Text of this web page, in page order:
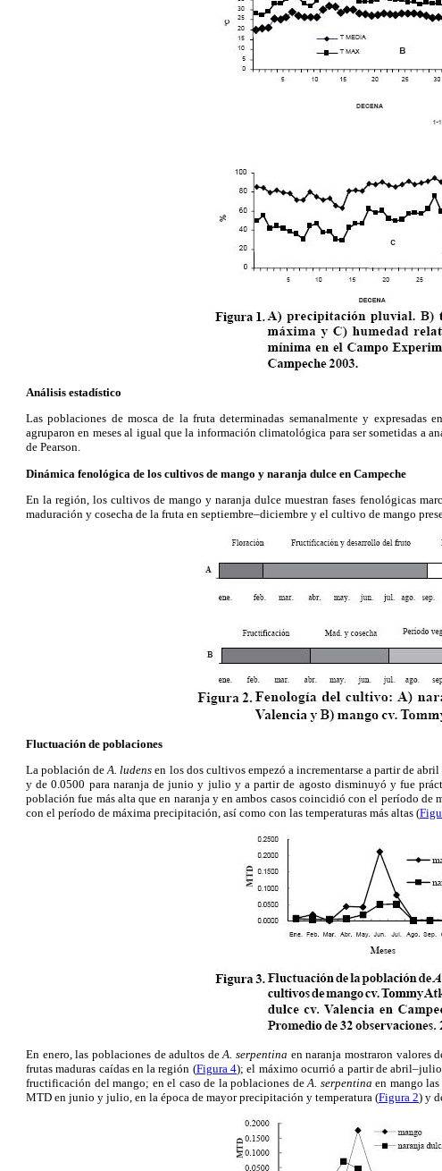
Análisis estadístico
Las poblaciones de mosca de la fruta determinadas semanalmente y expresadas
agruparon en meses al igual que la información climatológica para ser sometidas a
de Pearson.
Dinámica fenológica de los cultivos de mango y naranja dulce en Campeche
En la región, los cultivos de mango y naranja dulce muestran fases fenológicas
maduración y cosecha de la fruta en septiembre–diciembre y el cultivo de mango
Fluctuación de poblaciones
La población deA. ludensen los dos cultivos empezó a incrementarse a partir de
y de 0.0500 para naranja de junio y julio y a partir de agosto disminuyó y fue
población fue más alta que en naranja y en ambos casos coincidió con el período de
con el período de máxima precipitación, así como con las temperaturas más altas (
En enero, las poblaciones de adultos deA. serpentina en naranja mostraron valores
frutas maduras caídas en la región (Figura 4); el máximo ocurrió a partir de
fructificación del mango; en el caso de la poblaciones deA. serpentinaen mango
MTD en junio y julio, en la época de mayor precipitación y temperatura (Figura 2) y